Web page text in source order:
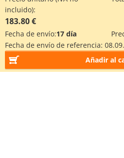
incluido):
183.80 €
Fecha de envío:17 día
Fecha de envío de referencia:
Añadir al